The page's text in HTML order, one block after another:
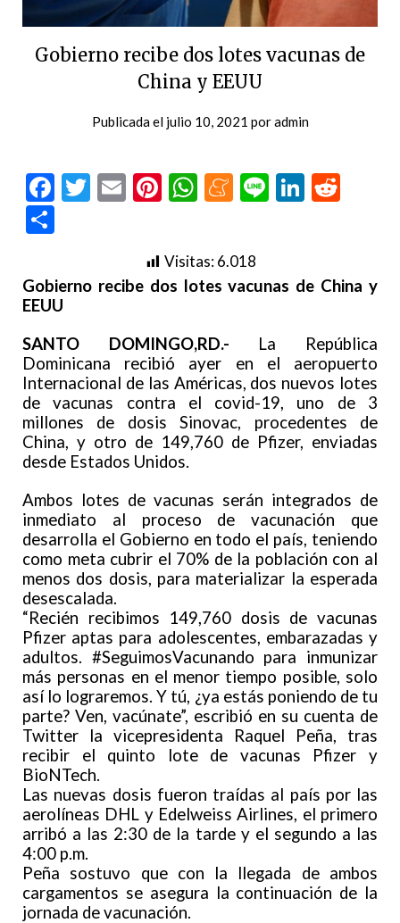
Gobierno recibe dos lotes vacunas de
China y EEUU
Publicada el julio 10, 2021 poradmin
Facebook
Twitter
EmailPinterest
WhatsApp
Meneame
Line
Visitas:6.018
Gobierno recibe dos lotes vacunas de China y
EEUU
SANTO DOMINGO,RD.- La República
Dominicana recibió ayer en el aeropuerto
Internacional de las Américas, dos nuevos lotes
de vacunas contra el covid-19, uno de 3
millones de dosis Sinovac, procedentes de
China, y otro de 149,760 de Pfizer, enviadas
desde Estados Unidos.
Ambos lotes de vacunas serán integrados de
inmediato al proceso de vacunación que
desarrolla el Gobierno en todo el país, teniendo
como meta cubrir el 70% de la población con al
menos dos dosis, para materializar la esperada
desescalada.
“Recién recibimos 149,760 dosis de vacunas
Pfizer aptas para adolescentes, embarazadas y
adultos. #SeguimosVacunando para inmunizar
más personas en el menor tiempo posible, solo
así lo lograremos. Y tú, ¿ya estás poniendo de tu
parte? Ven, vacúnate”, escribió en su cuenta de
Twitter la vicepresidenta Raquel Peña, tras
recibir el quinto lote de vacunas Pfizer y
BioNTech.
Las nuevas dosis fueron traídas al país por las
aerolíneas DHL y Edelweiss Airlines, el primero
arribó a las 2:30 de la tarde y el segundo a las
4:00 p.m.
Peña sostuvo que con la llegada de ambos
cargamentos se asegura la continuación de la
jornada de vacunación.